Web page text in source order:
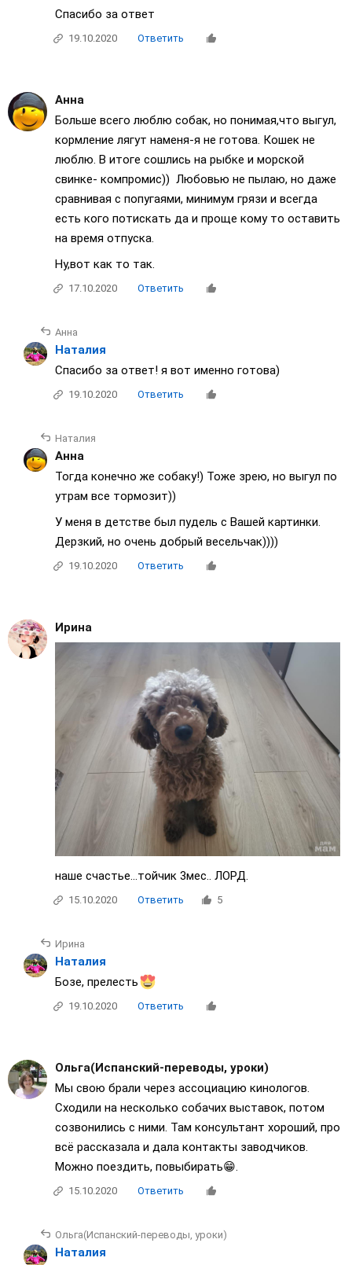
Спасибо за ответ
19.10.2020 Ответить
Анна
Больше всего люблю собак, но понимая,что выгул,
кормление лягут наменя-я не готова. Кошек не
люблю. В итоге сошлись на рыбке и морской
свинке- компромис)) Любовью не пылаю, но даже
сравнивая с попугаями, минимум грязи и всегда
есть кого потискать да и проще кому то оставить
на время отпуска.
Ну,вот как то так.
17.10.2020 Ответить
Анна
Наталия
Спасибо за ответ! я вот именно готова)
19.10.2020 Ответить
Наталия
Анна
Тогда конечно же собаку!) Тоже зрею, но выгул по
утрам все тормозит))
У меня в детстве был пудель с Вашей картинки.
Дерзкий, но очень добрый весельчак))))
19.10.2020 Ответить
Ирина
наше счастье...тойчик 3мес.. ЛОРД.
15.10.2020 Ответить 5
Ирина
Наталия
Бозе, прелесть
19.10.2020 Ответить
Ольга(Испанский-переводы, уроки)
Мы свою брали через ассоциацию кинологов.
Сходили на несколько собачих выставок, потом
созвонились с ними. Там консультант хороший, про
всё рассказала и дала контакты заводчиков.
Можно поездить, повыбирать😁.
15.10.2020 Ответить
Ольга(Испанский-переводы, уроки)
Наталия